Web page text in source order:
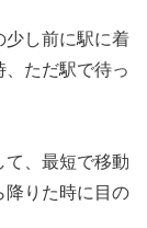
し前に駅に着
ただ駅で待っ
、最短で移動
降りた時に目の